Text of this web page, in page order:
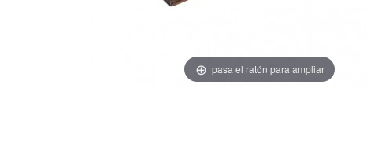
pasa el ratón para ampliar